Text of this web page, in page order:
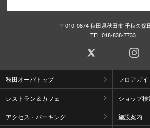
〒010-0874 秋田県秋田市 千秋久保
TEL:018-838-7733
秋田オーパトップ フロアガイ
レストラン＆カフェ ショップ検
アクセス・パーキング 施設案内